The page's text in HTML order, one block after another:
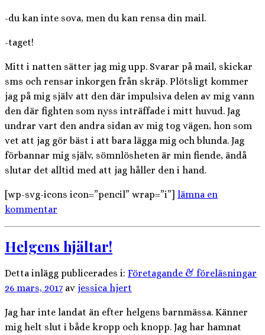
-du kan inte sova, men du kan rensa din mail.
-taget!
Mitt i natten sätter jag mig upp. Svarar på mail, skickar
sms och rensar inkorgen från skräp. Plötsligt kommer
jag på mig själv att den där impulsiva delen av mig vann
den där fighten som nyss inträffade i mitt huvud. Jag
undrar vart den andra sidan av mig tog vägen, hon som
vet att jag gör bäst i att bara lägga mig och blunda. Jag
förbannar mig själv, sömnlösheten är min fiende, ändå
slutar det alltid med att jag håller den i hand.
[wp-svg-icons icon=”pencil” wrap=”i”] lämna en
kommentar
Helgens hjältar!
Detta inlägg publicerades i: Företagande & föreläsningar
26 mars, 2017 av jessica hjert
Jag har inte landat än efter helgens barnmässa. Känner
mig helt slut i både kropp och knopp. Jag har hamnat